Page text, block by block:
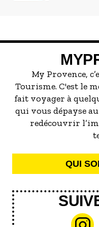
est LE
peut
servir la
My Provence,
Tourisme. C'est le
fait voyager à
qui vous dépayse
redécouvrir
QUI